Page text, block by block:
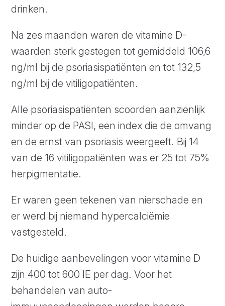
drinken.
Na zes maanden waren de vitamine D-
waarden sterk gestegen tot gemiddeld 106,6
ng/ml bij de psoriasispatiënten en tot 132,5
ng/ml bij de vitiligopatiënten.
Alle psoriasispatiënten scoorden aanzienlijk
minder op de PASI, een index die de omvang
en de ernst van psoriasis weergeeft. Bij 14
van de 16 vitiligopatiënten was er 25 tot 75%
herpigmentatie.
Er waren geen tekenen van nierschade en
er werd bij niemand hypercalciëmie
vastgesteld.
De huidige aanbevelingen voor vitamine D
zijn 400 tot 600 IE per dag. Voor het
behandelen van auto-